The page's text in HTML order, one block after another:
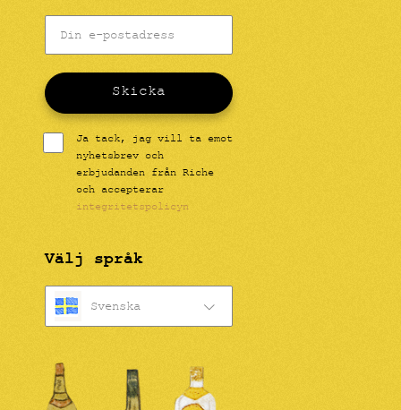
Skicka
Ja tack, jag vill ta emot
nyhetsbrev och
erbjudanden från Riche
och accepterar
integritetspolicyn
Välj språk
Svenska